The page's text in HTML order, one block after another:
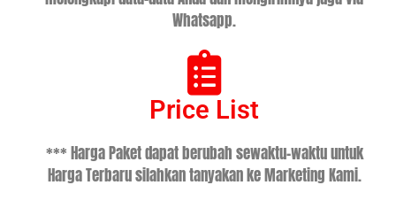
Whatsapp.
Price List
*** Harga Paket dapat berubah sewaktu-waktu untuk
Harga Terbaru silahkan tanyakan ke Marketing Kami.